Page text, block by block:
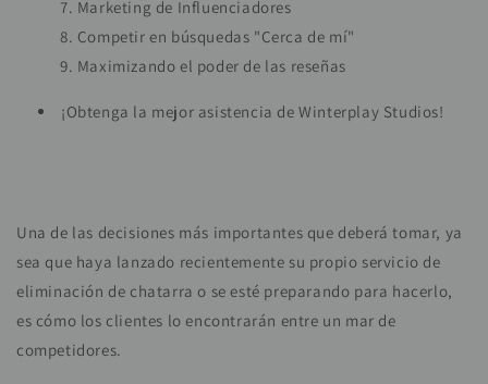
Marketing de Influenciadores
Competir en búsquedas "Cerca de mí"
Maximizando el poder de las reseñas
¡Obtenga la mejor asistencia de Winterplay Studios!
Una de las decisiones más importantes que deberá tomar, ya
sea que haya lanzado recientemente su propio servicio de
eliminación de chatarra o se esté preparando para hacerlo,
es cómo los clientes lo encontrarán entre un mar de
competidores.